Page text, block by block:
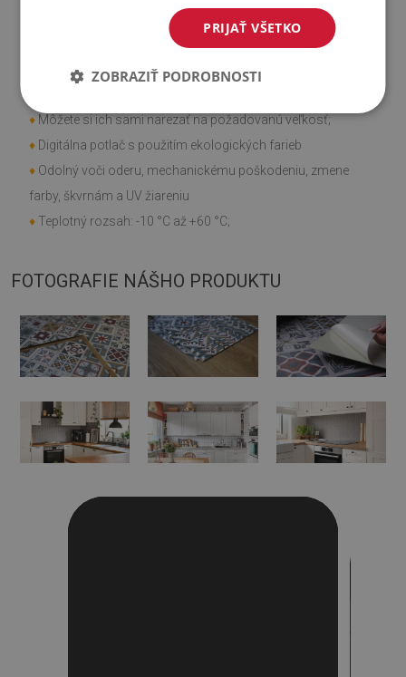
Hladká textúra;
♦ Môžete si ich sami narezať na požadovanú veľkosť;
♦ Digitálna potlač s použitím ekologických farieb
♦ Odolný voči oderu, mechanickému poškodeniu, zmene
farby, škvrnám a UV žiareniu
♦ Teplotný rozsah: -10 °C až +60 °C;
FOTOGRAFIE NÁŠHO PRODUKTU
PRIJAŤ VŠETKO
ZOBRAZIŤ PODROBNOSTI